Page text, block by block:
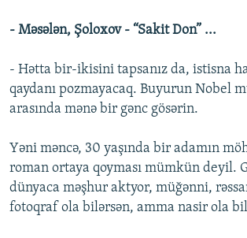
- Məsələn, Şoloxov - “Sakit Don” ...
- Hətta bir-ikisini tapsanız da, istisna
qaydanı pozmayacaq. Buyurun Nobel
arasında mənə bir gənc gösərin.
Yəni məncə, 30 yaşında bir adamın
roman ortaya qoyması mümkün deyil.
dünyaca məşhur aktyor, müğənni,
fotoqraf ola bilərsən, amma nasir ola